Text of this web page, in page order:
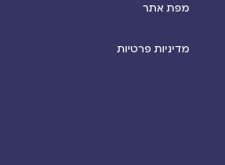
מפת אתר
מדיניות פרטיות